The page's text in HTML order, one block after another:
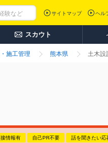
サイトマップ ヘル
スカウト
施工管理 熊本県 土木設
情報有 自己PR不要 話を聞きたい応